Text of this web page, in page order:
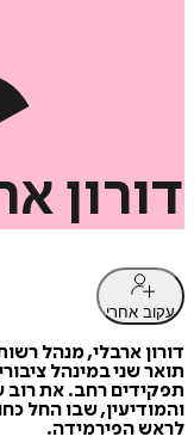
דורון
עקוב אחרי
דורון ארבלי, מנהל
תפקידים רחב. את רוב
והמודיעין, שבו החל
לראש הפירמידה.